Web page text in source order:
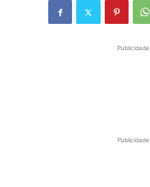
Publicidade
Publicidade